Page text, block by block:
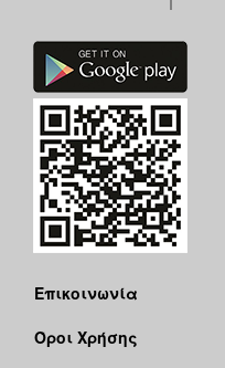
Επικοινωνία
Όροι Χρήσης